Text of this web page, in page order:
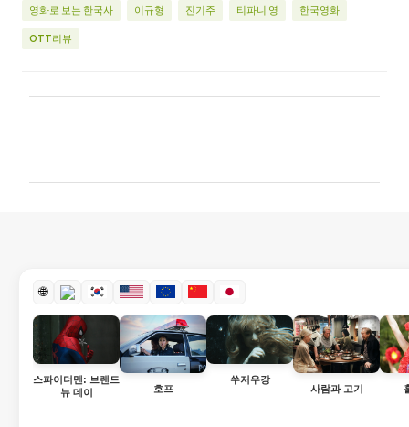
영화로 보는 한국사 이규형 진기주 티파니 영 한국영화
OTT리뷰
🌐
스파이더맨: 브랜드
뉴 데이
호프
쑤저우강
사람과 고기